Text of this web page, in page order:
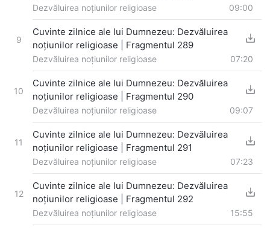
Dezvăluirea noțiunilor religioase 09:00
9
Cuvinte zilnice ale lui Dumnezeu: Dezvăluirea
noțiunilor religioase | Fragmentul 289
Dezvăluirea noțiunilor religioase 07:20
10
Cuvinte zilnice ale lui Dumnezeu: Dezvăluirea
noțiunilor religioase | Fragmentul 290
Dezvăluirea noțiunilor religioase 09:07
11
Cuvinte zilnice ale lui Dumnezeu: Dezvăluirea
noțiunilor religioase | Fragmentul 291
Dezvăluirea noțiunilor religioase 07:23
12
Cuvinte zilnice ale lui Dumnezeu: Dezvăluirea
noțiunilor religioase | Fragmentul 292
Dezvăluirea noțiunilor religioase 15:55